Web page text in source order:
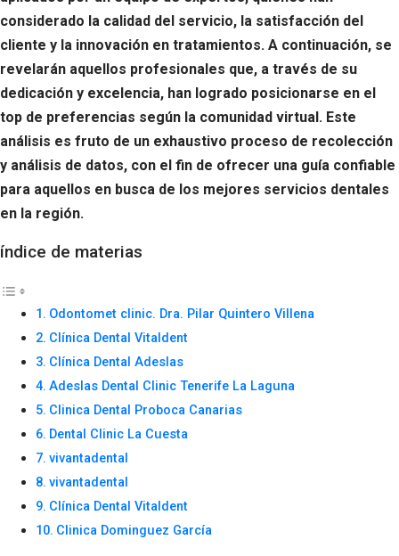
considerado la calidad del servicio, la satisfacción del
cliente y la innovación en tratamientos. A continuación, se
revelarán aquellos profesionales que, a través de su
dedicación y excelencia, han logrado posicionarse en el
top de preferencias según la comunidad virtual. Este
análisis es fruto de un exhaustivo proceso de recolección
y análisis de datos, con el fin de ofrecer una guía confiable
para aquellos en busca de los mejores servicios dentales
en la región.
índice de materias
Odontomet clinic. Dra. Pilar Quintero Villena
Clínica Dental Vitaldent
Clínica Dental Adeslas
Adeslas Dental Clinic Tenerife La Laguna
Clinica Dental Proboca Canarias
Dental Clinic La Cuesta
vivantadental
vivantadental
Clínica Dental Vitaldent
Clinica Dominguez García